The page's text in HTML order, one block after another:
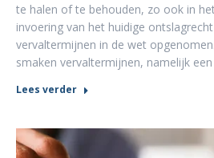
te halen of te behouden, zo ook in
invoering van het huidige
vervaltermijnen in de wet
smaken vervaltermijnen, namelijk
Lees verder